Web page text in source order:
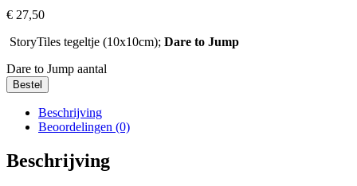
€ 27,50
StoryTiles tegeltje (10x10cm); Dare to Jump
Dare to Jump aantal
Bestel
Beschrijving
Beoordelingen (0)
Beschrijving